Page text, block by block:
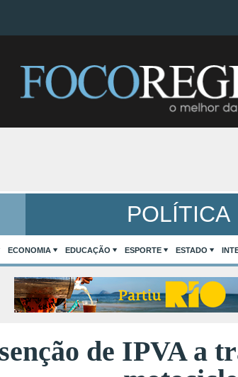
POLÍTICA
ECONOMIA EDUCAÇÃO ESPORTE ESTADO
de IPVA a